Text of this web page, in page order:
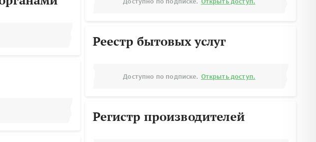
Реестр бытовых услуг
Доступно по подписке. Открыть доступ.
Регистр производителей